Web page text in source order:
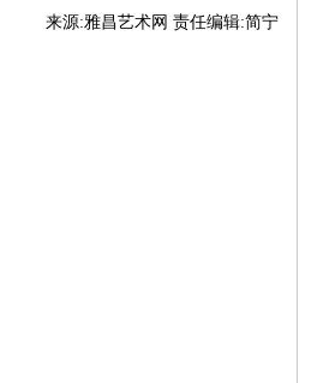
来源:雅昌艺术网 责任编辑:简宁